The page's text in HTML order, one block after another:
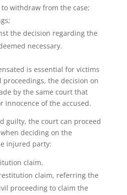
withdraw from the case;
the decision regarding the
necessary.
is essential for victims
the decision on
by the same court that
innocence of the accused.
guilty, the court can proceed
deciding on the
injured party:
claim.
claim, referring the
proceeding to claim the